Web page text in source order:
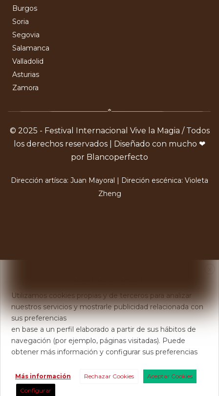
Burgos
Soria
Segovia
Salamanca
Valladolid
Asturias
Zamora
© 2025 - Festival Internacional Vive la Magia / Todos
los derechos reservados | Diseñado con mucho ❤
por Blancoperfecto
Dirección artísca: Juan Mayoral | Direción escénica: Violeta
Zheng
Utilizamos cookies propias y de terceros para analizar
nuestros servicios y mostrarle publicidad relacionada con
sus preferencias
en base a un perfil elaborado a partir de sus hábitos de
navegación (por ejemplo, páginas visitadas). Puede
obtener más información y configurar sus preferencias
Más información Rechazar Cookies
Aceptar Cookies
Configurar